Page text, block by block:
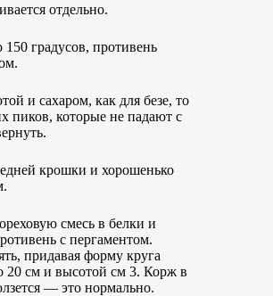
отдельно.
150 градусов, противень
и сахаром, как для безе, то
пиков, которые не падают с
крошки и хорошенько
смесь в белки и
с пергаментом.
придавая форму круга
20 см и высотой см 3. Корж в
— это нормально.